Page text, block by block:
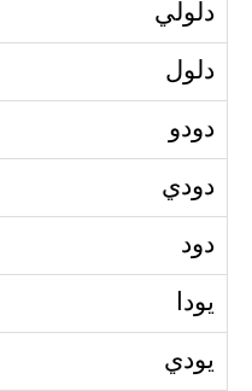
دلولي
دلول
دودو
دودي
دود
يودا
يودي